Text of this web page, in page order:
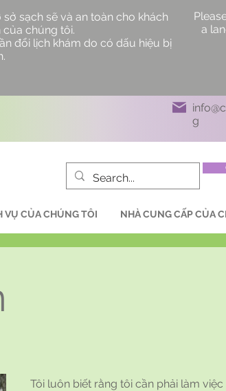
sạch sẽ và an toàn cho khách
của chúng tôi.
đổi lịch khám do có dấu hiệu bị
a
g
VỤ CỦA CHÚNG TÔI NHÀ CUNG CẤP CỦA
Tôi luôn biết rằng tôi cần phải làm